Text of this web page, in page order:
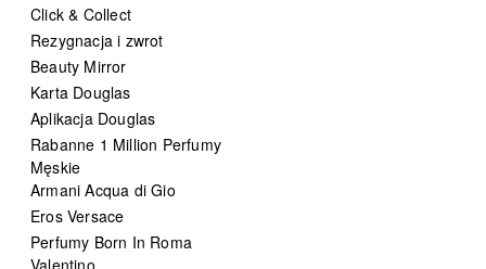
Click & Collect
Rezygnacja i zwrot
Beauty Mirror
Karta Douglas
Aplikacja Douglas
Rabanne 1 Million Perfumy
Męskie
Armani Acqua di Gio
Eros Versace
Perfumy Born In Roma
Valentino